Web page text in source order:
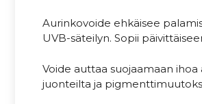
Aurinkovoide ehkäisee
UVB-säteilyn. Sopii
Voide auttaa suojaamaan
juonteilta ja